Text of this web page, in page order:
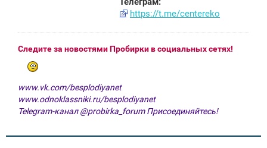
https://t.me/centereko
Следите за новостями Пробирки в социальных сетях!
www.vk.com/besplodiyanet
www.odnoklassniki.ru/besplodiyanet
Telegram-канал @probirka_forum Присоединяйтесь!